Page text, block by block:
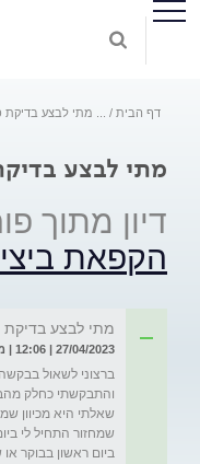
דף הבית מתי לבצע בדיקת
מתי לבצע
דיון מתוך
הקפאת
מתי לבצע בדיקת
27/04/2023 | 12:06 | מאת: איריס
ברצוני לשאול
והתבקשתי כחלק
שאלתי היא מכיוון
שמחזור התחיל לי
ביום ראשון בבוקר